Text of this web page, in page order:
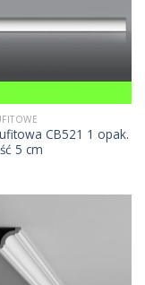
CB521 1 opak.
5 cm